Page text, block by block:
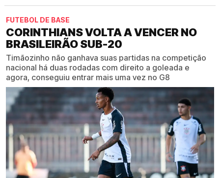
FUTEBOL DE BASE
CORINTHIANS VOLTA A VENCER NO
BRASILEIRÃO SUB-20
Timãozinho não ganhava suas partidas na competição
nacional há duas rodadas com direito a goleada e
agora, conseguiu entrar mais uma vez no G8